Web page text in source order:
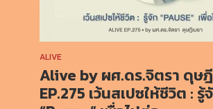
ALIVE
Alive by ผศ.ดร.จิตรา ดุษฎี
EP.275 เว้นสเปซให้ชีวิต : รู้